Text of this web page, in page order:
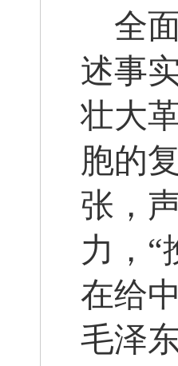
全
述事
壮大
胞的
张，
力，“
在给
毛泽